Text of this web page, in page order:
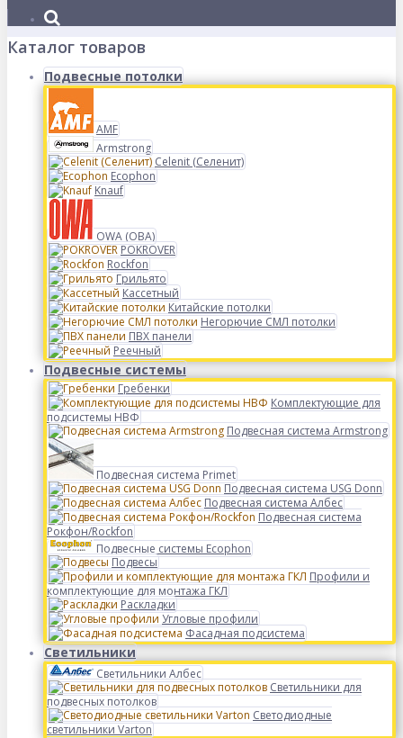
Каталог товаров
Подвесные потолки
AMF
Armstrong
Celenit (Селенит)
Ecophon
Knauf
OWA (ОВА)
POKROVER
Rockfon
Грильято
Кассетный
Китайские потолки
Негорючие СМЛ потолки
ПВХ панели
Реечный
Подвесные системы
Гребенки
Комплектующие для
подсистемы НВФ
Подвесная система Armstrong
Подвесная система Primet
Подвесная система USG Donn
Подвесная система Албес
Подвесная система
Рокфон/Rockfon
Подвесные системы Ecophon
Подвесы
Профили и
комплектующие для монтажа ГКЛ
Раскладки
Угловые профили
Фасадная подсистема
Светильники
Светильники Албес
Светильники для
подвесных потолков
Светодиодные
светильники Varton